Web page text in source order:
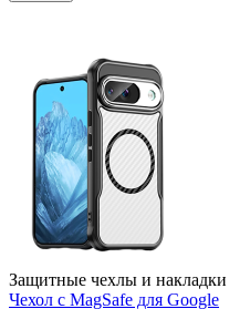
Защитные чехлы и накладки
Чехол с MagSafe для Google